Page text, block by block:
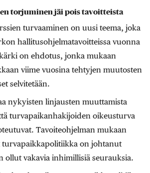
torjuminen jäi pois tavoitteista
turvaaminen on uusi teema, joka
hallitusohjelmatavoitteissa vuonna
on ehdotus, jonka mukaan
viime vuosina tehtyjen muutosten
selvitetään.
nykyisten linjausten muuttamista
turvapaikanhakijoiden oikeusturva
Tavoiteohjelman mukaan
on johtanut
ollut vakavia inhimillisiä seurauksia.